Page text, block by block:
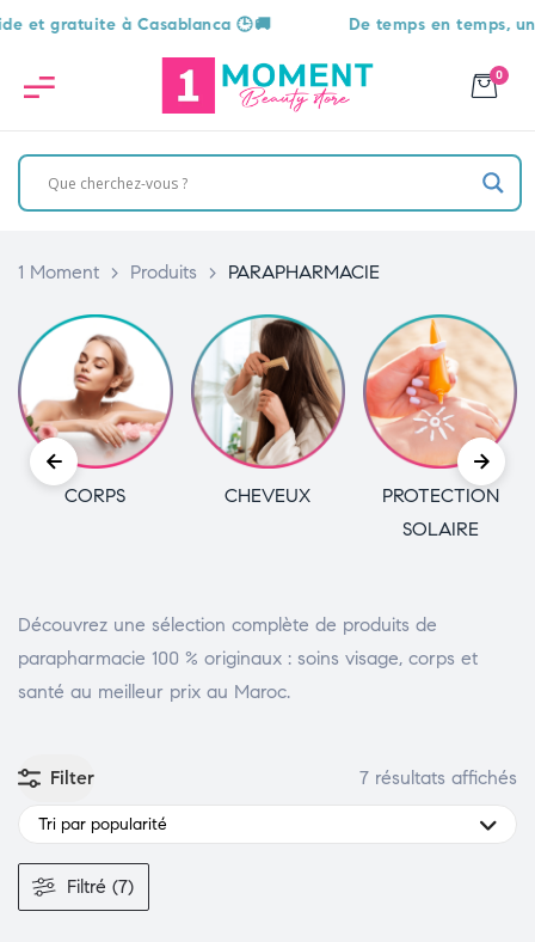
à Casablanca 🕒🚚 De temps en temps, une surprise
0
1 Moment > Produits > PARAPHARMACIE
CORPS CHEVEUX
PROTECTION
SOLAIRE
Découvrez une sélection complète de produits de
parapharmacie 100 % originaux : soins visage, corps et
santé au meilleur prix au Maroc.
Filter 7 résultats affichés
Tri par popularité
Filtré (7)